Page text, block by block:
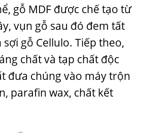
gỗ MDF được chế tạo từ
vụn gỗ sau đó đem tất
gỗ Cellulo. Tiếp theo,
chất và tạp chất độc
đưa chúng vào máy trộn
parafin wax, chất kết